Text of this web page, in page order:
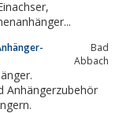
Bad
Abbach
Anhängerzubehör